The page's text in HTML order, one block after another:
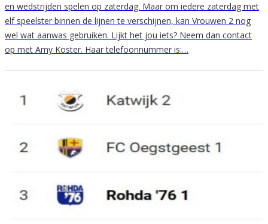
en wedstrijden spelen op zaterdag. Maar om iedere zaterdag met
elf speelster binnen de lijnen te verschijnen, kan Vrouwen 2 nog
wel wat aanwas gebruiken. Lijkt het jou iets? Neem dan contact
op met Amy Koster. Haar telefoonnummer is:…